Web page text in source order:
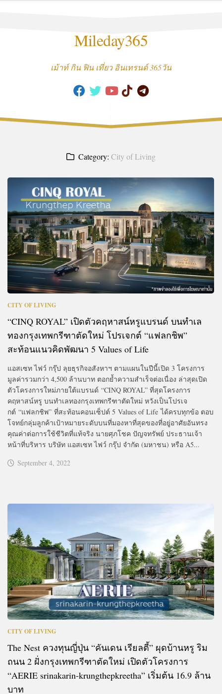
Mileday365
เม้าท์ กิน ฟิน เที่ยว อินเทรนด์ 365วัน
Category: City of Living
CITY OF LIVING
“CINQ ROYAL” เปิดตัวคฤหาสน์หรูแบรนด์ บนทำเล
ทองกรุงเทพกรีฑาตัดใหม่ โปรเจกต์ “แฟลกชิพ”
สะท้อนแนวคิดพัฒนา 5 Values of Life
แอสเซท ไฟว์ กรุ๊ป ลุยธุรกิจอสังหาฯ ตามแผนในปีนี้เปิด 3 โครงการ
มูลค่ารวมกว่า 4,500 ล้านบาท ตอกย้ำความสำเร็จต่อเนื่อง ล่าสุดเปิด
ตัวโครงการใหม่ภายใต้แบรนด์ “CINQ ROYAL” ที่สุดโครงการ
คฤหาสน์หรู บนทำเลทองกรุงเทพกรีฑาตัดใหม่ หวังเป็นโปรเจ
กต์ “แฟลกชิพ” ที่สะท้อนคอนเซ็ปต์ 5 Values of Life ได้ครบทุกข้อ ตอบ
โจทย์กลุ่มลูกค้าเป้าหมายระดับบนที่มองหาที่สุดของที่อยู่อาศัยอันทรง
คุณค่าต่อการใช้ชีวิตที่แท้จริง นายศุภโชค ปัญจทรัพย์ ประธานเจ้า
หน้าที่บริหาร บริษัท แอสเซท ไฟว์ กรุ๊ป จํากัด (มหาชน) หรือ A5...
September 4, 2022
CITY OF LIVING
The Nest ควงทุนญี่ปุ่น “คันเดน เรียลตี้” ผุดบ้านหรู ริม
ถนน 2 ฝั่งกรุงเทพกรีฑาตัดใหม่ เปิดตัวโครงการ
“AERIE srinakarin-krungthepkreetha” เริ่มต้น 16.9 ล้าน
บาท